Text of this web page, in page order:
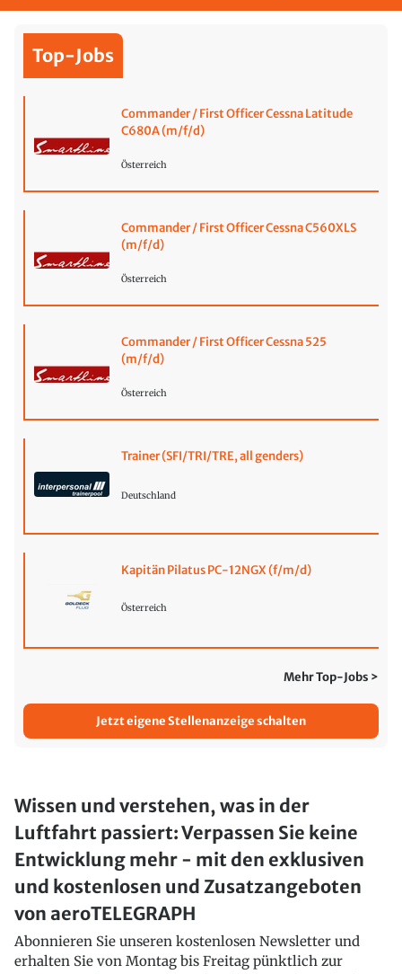
Top-Jobs
Commander / First Officer Cessna Latitude
C680A (m/f/d)
Österreich
Commander / First Officer Cessna C560XLS
(m/f/d)
Österreich
Commander / First Officer Cessna 525
(m/f/d)
Österreich
Trainer (SFI/TRI/TRE, all genders)
Deutschland
Kapitän Pilatus PC-12NGX (f/m/d)
Österreich
Mehr Top-Jobs >
Jetzt eigene Stellenanzeige schalten
Wissen und verstehen, was in der
Luftfahrt passiert: Verpassen Sie keine
Entwicklung mehr - mit den exklusiven
und kostenlosen und Zusatzangeboten
von aeroTELEGRAPH
Abonnieren Sie unseren kostenlosen Newsletter und
erhalten Sie von Montag bis Freitag pünktlich zur